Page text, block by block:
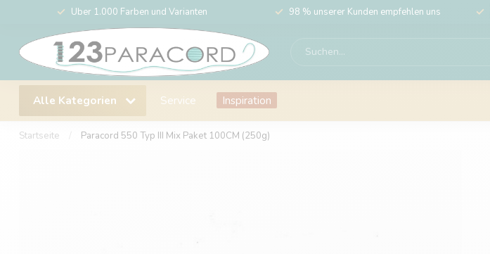
Über 1.000 Farben und Varianten 98 % unserer Kunden empfehlen uns
Alle Kategorien Service Inspiration
Startseite Paracord 550 Typ III Mix Paket 100CM (250g)